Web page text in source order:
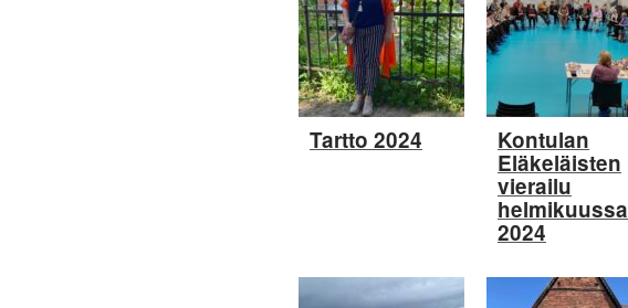
Tartto 2024 Kontulan
Eläkeläisten
vierailu
helmikuussa
2024